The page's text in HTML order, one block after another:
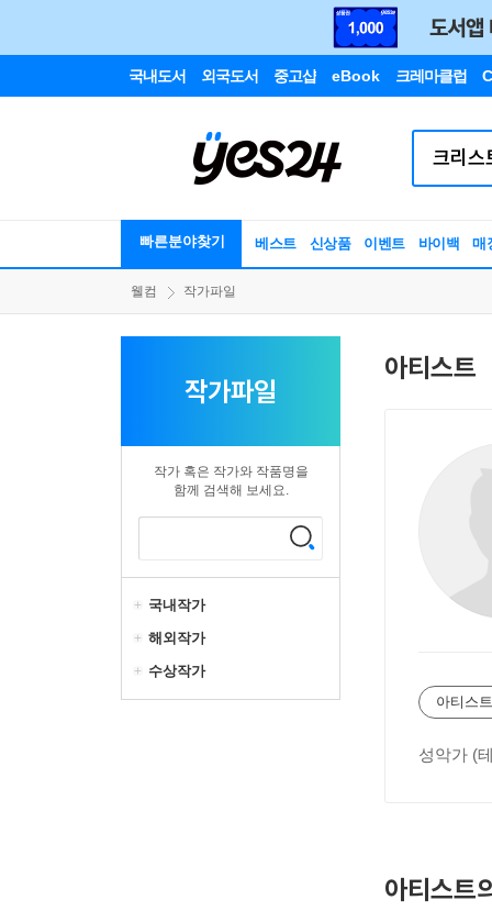
국내도서 외국도서 중고샵 eBook 크레마클럽
빠른분야찾기 베스트 신상품 이벤트 바이백 매
웰컴 작가파일
작가파일
작가 혹은 작가와 작품명을
함께 검색해 보세요.
국내작가
해외작가
수상작가
아티스트
아티스
성악가 (
아티스트